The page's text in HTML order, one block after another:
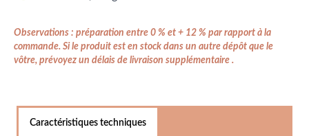
Observations : préparation entre 0 % et + 12 % par rapport à la
commande. Si le produit est en stock dans un autre dépôt que le
vôtre, prévoyez un délais de livraison supplémentaire .
Caractéristiques techniques